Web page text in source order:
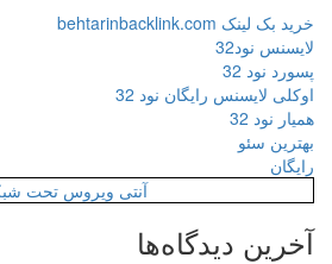
خرید بک لینک behtarinbacklink.com
لایسنس نود32
پسورد نود 32
اوکلی لایسنس رایگان نود 32
همیار نود 32
بهترین سئو
رایگان
آنتی ویروس تحت شبکه
آخرین دیدگاه‌ها